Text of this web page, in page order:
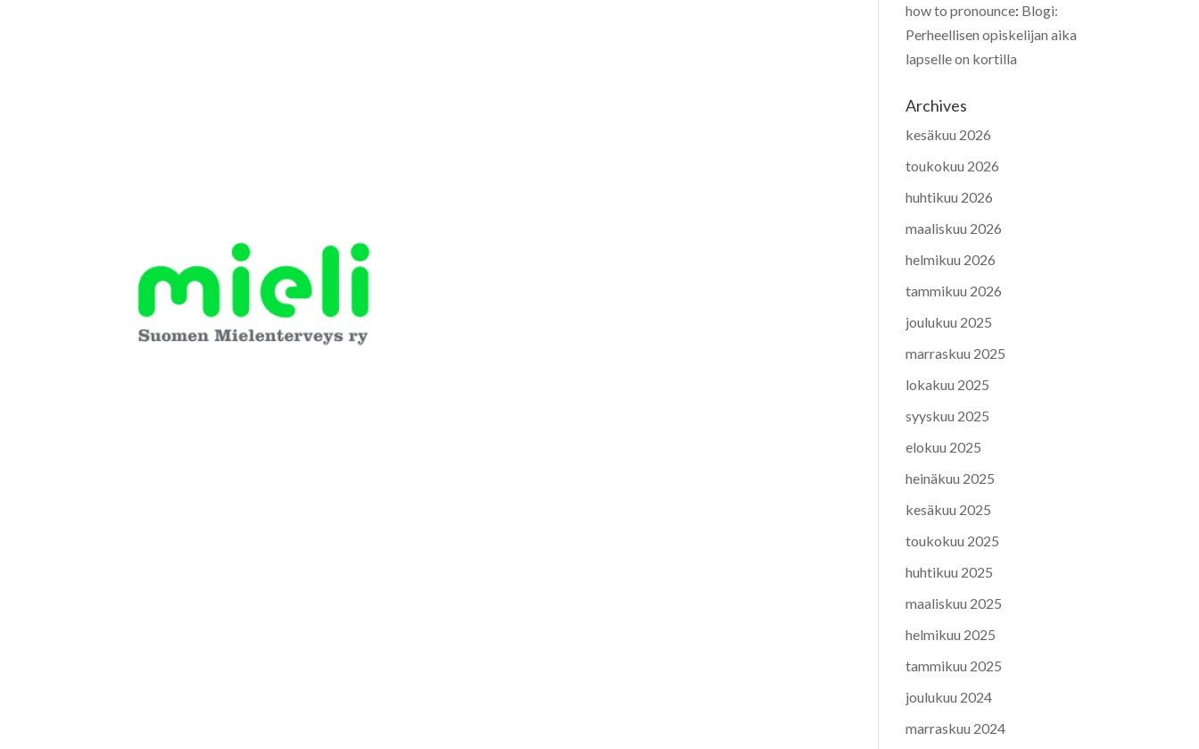
how to pronounce: Blogi:
Perheellisen opiskelijan aika
lapselle on kortilla
Archives
kesäkuu 2026
toukokuu 2026
huhtikuu 2026
maaliskuu 2026
helmikuu 2026
tammikuu 2026
joulukuu 2025
marraskuu 2025
lokakuu 2025
syyskuu 2025
elokuu 2025
heinäkuu 2025
kesäkuu 2025
toukokuu 2025
huhtikuu 2025
maaliskuu 2025
helmikuu 2025
tammikuu 2025
joulukuu 2024
marraskuu 2024